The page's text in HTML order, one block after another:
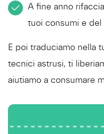
A fine anno
tuoi consumi e del
E poi traduciamo nella
tecnici astrusi, ti
aiutiamo a consumare